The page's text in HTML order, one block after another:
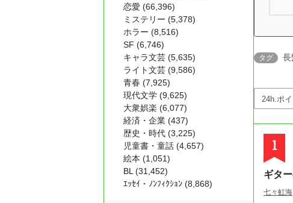
タグ 長
1
ギタ
七々虹海
恋愛 (66,396)
ミステリー (5,378)
ホラー (8,516)
SF (6,746)
キャラ文芸 (5,635)
ライト文芸 (9,586)
青春 (7,925)
現代文学 (9,625)
大衆娯楽 (6,077)
経済・企業 (437)
歴史・時代 (3,225)
児童書・童話 (4,657)
絵本 (1,051)
BL (31,452)
ｴｯｾｲ・ﾉﾝﾌｨｸｼｮﾝ (8,868)